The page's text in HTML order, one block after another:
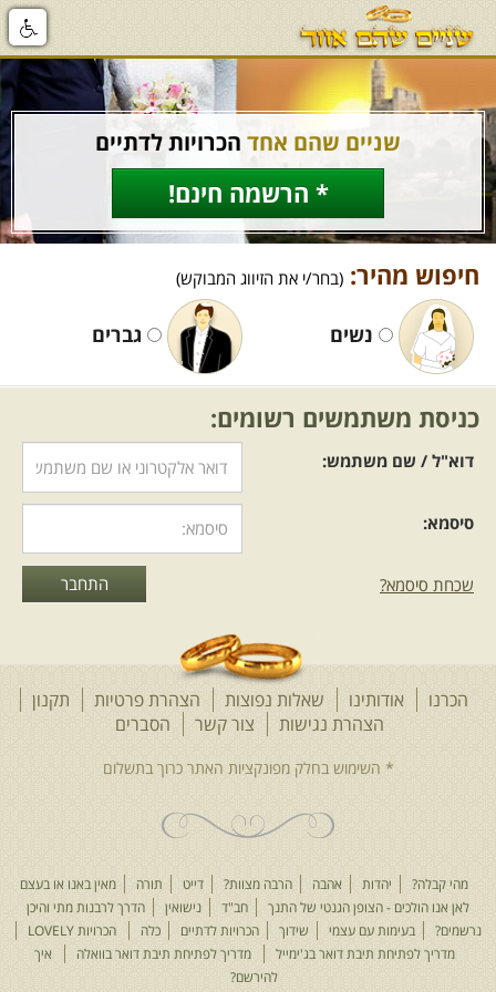
שניים שהם אחד הכרויות לדתיים
* הרשמה חינם!
חיפוש מהיר: (בחר/י את הזיווג המבוקש)
נשים גברים
כניסת משתמשים רשומים:
דוא"ל / שם משתמש:
סיסמא:
שכחת סיסמא?
הכרנו אודותינו שאלות נפוצות הצהרת פרטיות
תקנון
הצהרת נגישות
צור קשר הסברים
מהי קבלה? יהדות אהבה הרבה מצוות? דייט תורה
מאין באנו או בעצם
לאן אנו הולכים - הצופן הגנטי של התנך
חב"ד נישואין
הדרך לרבנות מתי והיכן
נרשמים?
בעימות עם עצמי שידוך הכרויות לדתיים כלה
הכרויות LOVELY
מדריך לפתיחת תיבת דואר בג'ימייל
מדריך לפתיחת תיבת דואר בוואלה
איך
להירשם?